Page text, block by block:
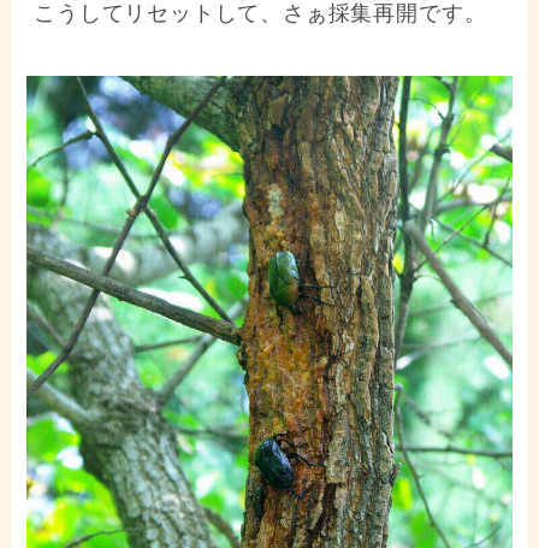
こうしてリセットして、さぁ採集再開です。